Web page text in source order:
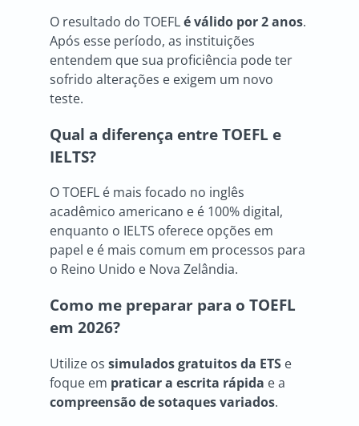
O resultado do TOEFLé válido por 2 anos.
Após esse período, as instituições
entendem que sua proficiência pode ter
sofrido alterações e exigem um novo
teste.
Qual a diferença entre TOEFL e
IELTS?
O TOEFL é mais focado no inglês
acadêmico americano e é 100% digital,
enquanto o IELTS oferece opções em
papel e é mais comum em processos para
o Reino Unido e Nova Zelândia.
Como me preparar para o TOEFL
em 2026?
Utilize ossimulados gratuitos da ETS e
foque em praticar a escrita rápida e a
compreensão de sotaques variados.